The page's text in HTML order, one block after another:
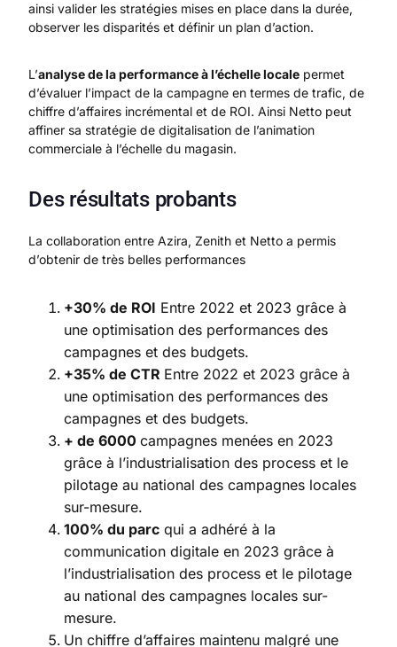
ainsi valider les stratégies mises en place dans la durée,
observer les disparités et définir un plan d’action.
L’analyse de la performance à l’échelle locale permet
d’évaluer l’impact de la campagne en termes de trafic, de
chiffre d’affaires incrémental et de ROI. Ainsi Netto peut
affiner sa stratégie de digitalisation de l’animation
commerciale à l’échelle du magasin.
Des résultats probants
La collaboration entre Azira, Zenith et Netto a permis
d’obtenir de très belles performances
+30% de ROI Entre 2022 et 2023 grâce à
une optimisation des performances des
campagnes et des budgets.
+35% de CTR Entre 2022 et 2023 grâce à
une optimisation des performances des
campagnes et des budgets.
+ de 6000 campagnes menées en 2023
grâce à l’industrialisation des process et le
pilotage au national des campagnes locales
sur-mesure.
100% du parc qui a adhéré à la
communication digitale en 2023 grâce à
l’industrialisation des process et le pilotage
au national des campagnes locales sur-
mesure.
Un chiffre d’affaires maintenu malgré une